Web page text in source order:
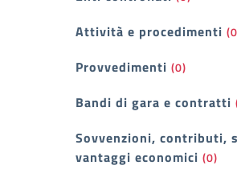
Attività e procedimenti
Provvedimenti (0)
Bandi di gara e contratti
Sovvenzioni, contributi,
vantaggi economici (0)